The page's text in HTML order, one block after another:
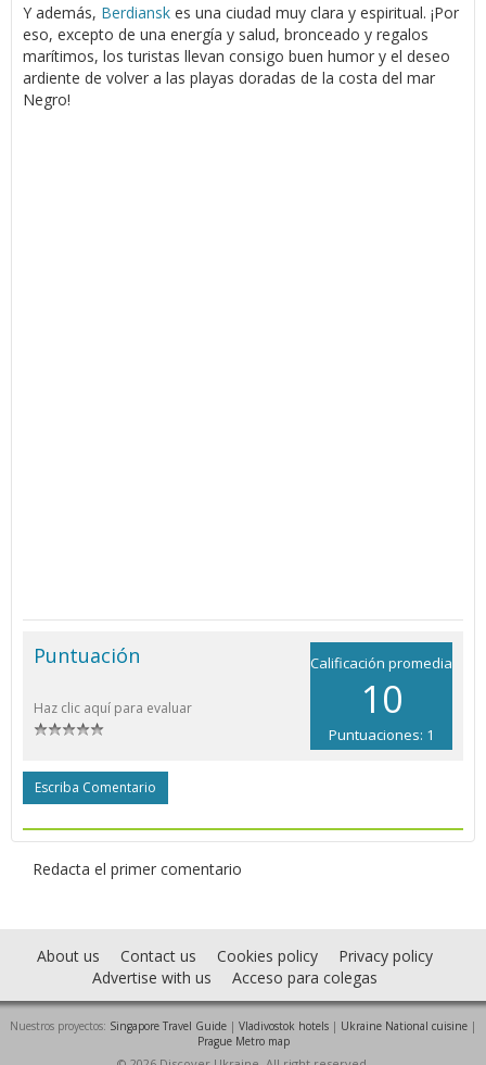
Y además, Berdiansk es una ciudad muy clara y espiritual. ¡Por
eso, excepto de una energía y salud, bronceado y regalos
marítimos, los turistas llevan consigo buen humor y el deseo
ardiente de volver a las playas doradas de la costa del mar
Negro!
Calificación promedia
10
Puntuaciones: 1
Puntuación
Haz clic aquí para evaluar
Escriba Comentario
Redacta el primer comentario
About us Contact us Cookies policy
Privacy policy
Advertise with us
Acceso para colegas
Nuestros proyectos: Singapore Travel Guide | Vladivostok hotels | Ukraine National cuisine |
Prague Metro map